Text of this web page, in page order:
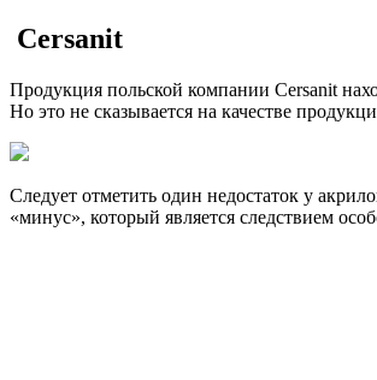
Cersanit
Продукция польской компании Cersanit
Но это не сказывается на качестве
Следует отметить один недостаток у
«минус», который является следствием